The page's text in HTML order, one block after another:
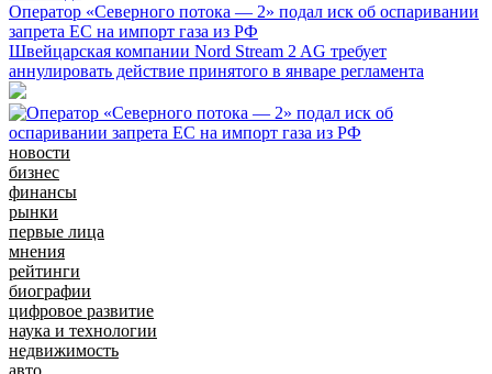
Оператор «Северного потока — 2» подал иск об оспаривании
запрета ЕС на импорт газа из РФ
Швейцарская компании Nord Stream 2 AG требует
аннулировать действие принятого в январе регламента
новости
бизнес
финансы
рынки
первые лица
мнения
рейтинги
биографии
цифровое развитие
наука и технологии
недвижимость
авто